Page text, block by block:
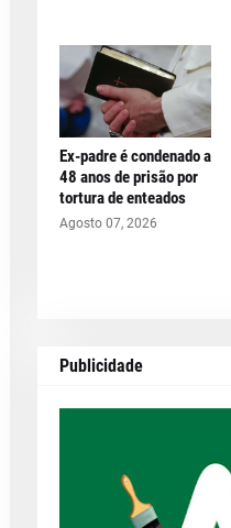
Ex-padre é condenado a
48 anos de prisão por
tortura de enteados
Agosto 07, 2026
Publicidade